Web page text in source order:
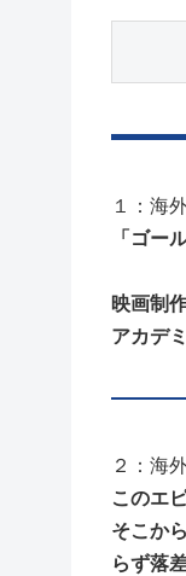
１：海
「ゴー
映画制
アカデ
２：海
このエ
そこか
らず落